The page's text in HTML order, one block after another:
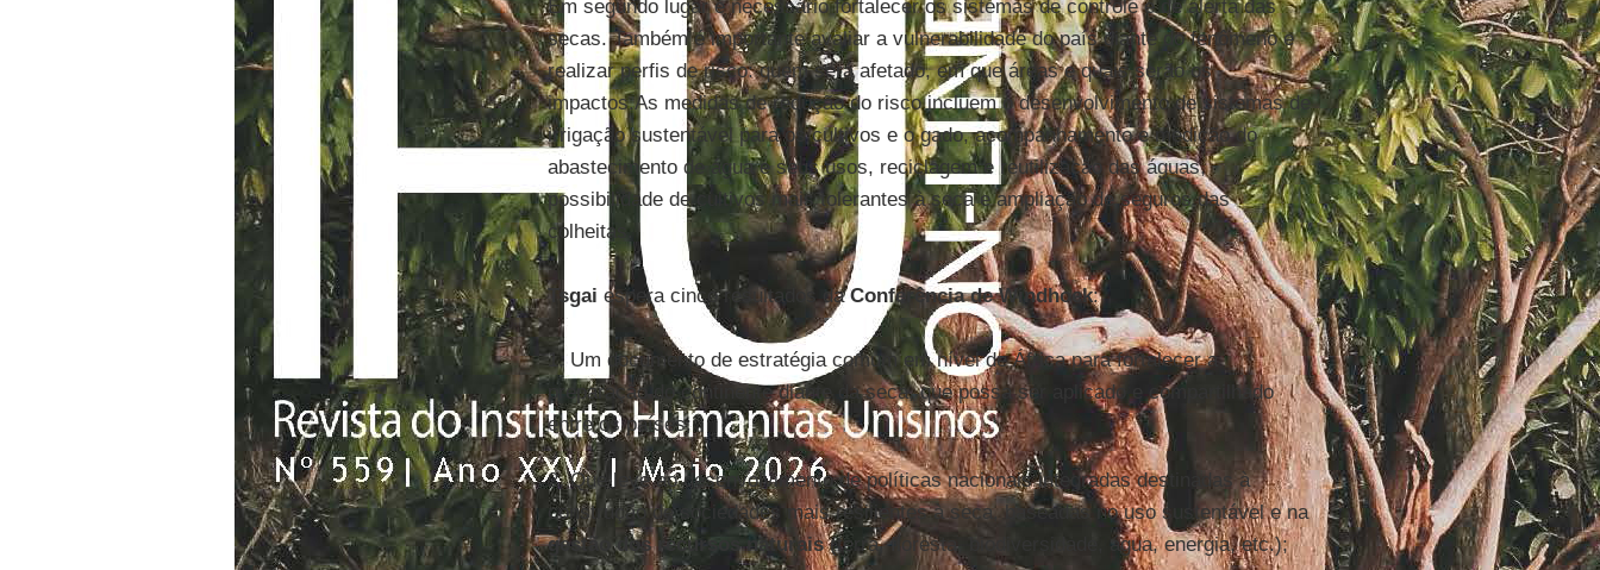
Em segundo lugar é necessário fortalecer os sistemas de controle e de alerta das
secas. Também é importante avaliar a vulnerabilidade do país diante do fenômeno e
realizar perfis de risco: quem será afetado, em que áreas e quais serão os
impactos.As medidas de redução do risco incluem o desenvolvimento de sistemas de
irrigação sustentável para os cultivos e o gado, acompanhamento e medição do
abastecimento de água e seus usos, reciclagem e reutilização das águas,
possibilidade de cultivos mais tolerantes à seca e ampliação de seguros das
colheitas.
Tsgai espera cinco resultados daConferência de Windhoek:
1. Um documento de estratégia comum em nível de África para fortalecer a
preparação do continente diante da seca, que possa ser aplicado e compartilhado
entre os países;
2. Que leve ao desenvolvimento de políticas nacionais integradas destinadas à
construção de sociedades mais resilientes à seca, baseadas no uso sustentável e na
gestão dos recursos naturais(terra, floresta, biodiversidade, água, energia, etc.);